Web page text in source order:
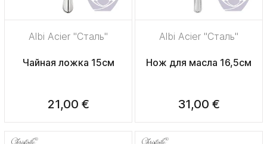
Albi Acier "Сталь"
Чайная ложка 15см
21,00 €
Albi Acier "Сталь"
Нож для масла 16,5см
31,00 €